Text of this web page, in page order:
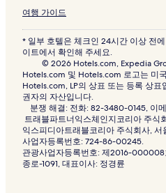
여행 가이드
* 일부 호텔은 체크인 24시간 이상 전
이트에서 확인해 주세요.
© 2026 Hotels.com, Expedia
Hotels.com 및 Hotels.com 로고는 미
Hotels.com, LP의 상표 또는 등록 상
권자의 자산입니다.
분쟁 해결: 전화: 82-3480-0145, 이
트래블파트너익스체인지코리아 주식
익스피디아트래블코리아 주식회사,
사업자등록번호: 724-86-00245.
관광사업자등록번호: 제2016-
종로-1091, 대표이사: 정경륜